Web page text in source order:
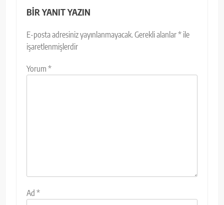
BIR YANIT YAZIN
E-posta adresiniz yayınlanmayacak.Gerekli alanlar* ile
işaretlenmişlerdir
Yorum *
Ad *